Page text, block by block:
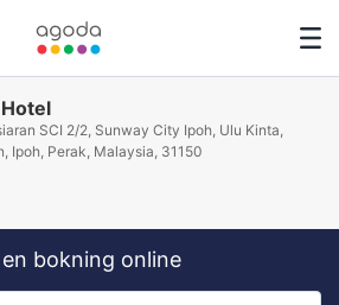
SCI 2/2, Sunway City Ipoh, Ulu Kinta,
Ipoh, Perak, Malaysia, 31150
bokning online